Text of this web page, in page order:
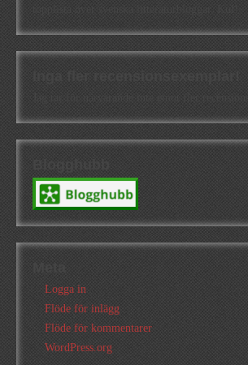
topplista över svenska litteraturbloggar. Kul!
Inga fler recensionsexemplar!
Blogghubb
Meta
Logga in
Flöde för inlägg
Flöde för kommentarer
WordPress.org